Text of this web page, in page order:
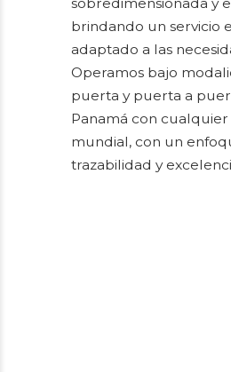
brindando un servicio
adaptado a las
Operamos bajo
puerta y puerta a
Panamá con cualquier
mundial, con un
trazabilidad y